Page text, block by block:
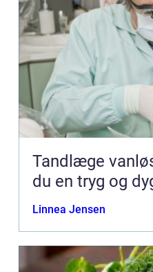
Tandlæge vanløse sådan
du en tryg og
Linnea Jensen